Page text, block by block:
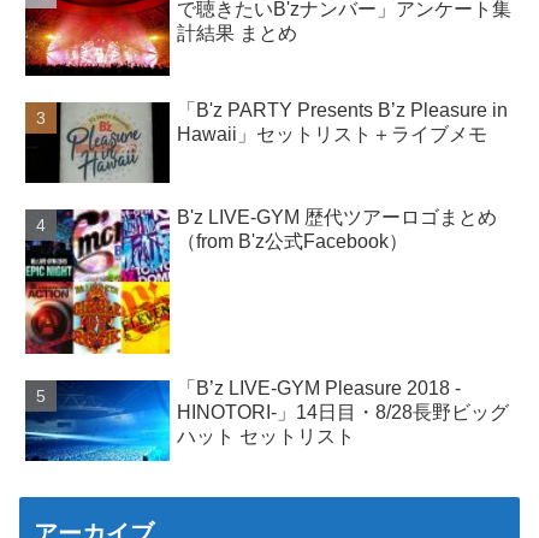
で聴きたいB'zナンバー」アンケート集
計結果 まとめ
「B'z PARTY Presents B’z Pleasure in
Hawaii」セットリスト＋ライブメモ
B'z LIVE-GYM 歴代ツアーロゴまとめ
（from B'z公式Facebook）
「B’z LIVE-GYM Pleasure 2018 -
HINOTORI-」14日目・8/28長野ビッグ
ハット セットリスト